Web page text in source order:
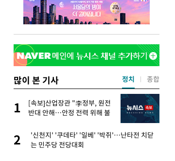
많이 본 기사
1
[속보]산업장관 "李정부, 원전
반대 안해…안정 전력 위해 불
2
'신천지' '쿠데타' '일베' '박쥐'…난타전 치닫
는 민주당 전당대회
정치 종합